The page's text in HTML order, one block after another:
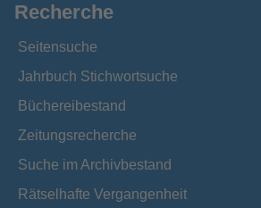
Recherche
Seitensuche
Jahrbuch Stichwortsuche
Büchereibestand
Zeitungsrecherche
Suche im Archivbestand
Rätselhafte Vergangenheit